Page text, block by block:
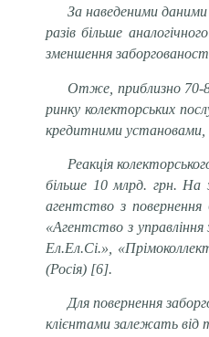
За наведеними
разів більше
зменшення
Отже, приблизно 70-
ринку колекторських
кредитними установами,
Реакція
більше 10 млрд. грн. На
агентство з
«Агентство з
Ел.Ел.Сі.»,
(Росія) [6].
Для повернення
клієнтами залежать від